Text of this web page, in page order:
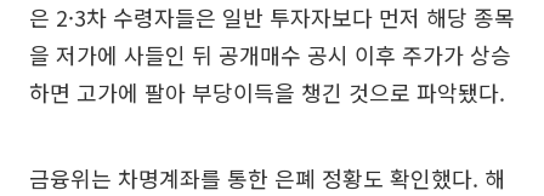
은 2·3차 수령자들은 일반 투자자보다 먼저 해당 종목
을 저가에 사들인 뒤 공개매수 공시 이후 주가가 상승
하면 고가에 팔아 부당이득을 챙긴 것으로 파악됐다.
금융위는 차명계좌를 통한 은폐 정황도 확인했다. 해